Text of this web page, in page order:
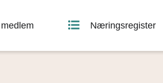
Næringsregister